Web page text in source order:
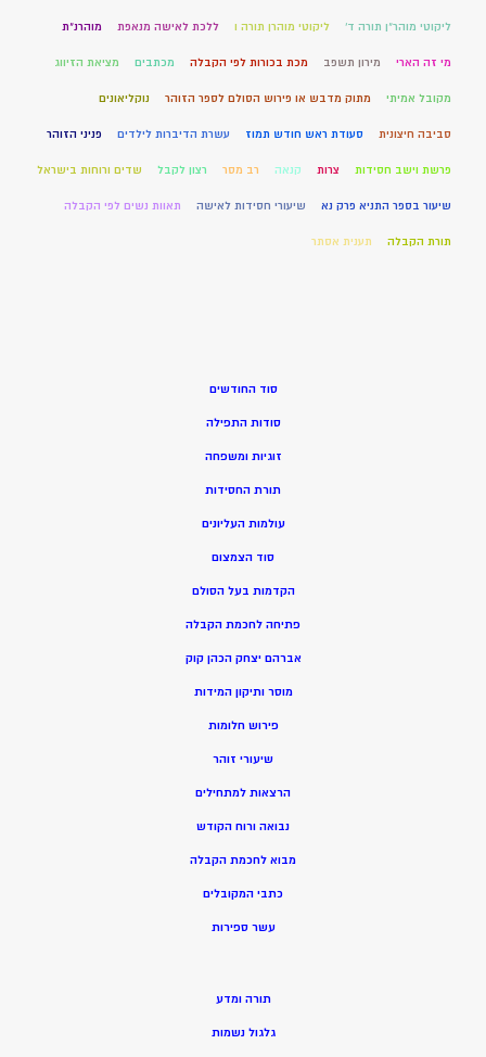
ליקוטי מוהר"ן תורה ד' ליקוטי מוהרן תורה ו ללכת לאישה מנאפת מוהרנ”ת
מי זה הארי מירון תשפב מכת בכורות לפי הקבלה מכתבים מציאת הזיווג
מקובל אמיתי מתוק מדבש או פירוש הסולם לספר הזוהר נוקליאונים
סביבה חיצונית סעודת ראש חודש תמוז עשרת הדיברות לילדים פניני הזוהר
פרשת וישב חסידות צרות קנאה רב מסר רצון לקבל שדים ורוחות בישראל
שיעור בספר התניא פרק נא שיעורי חסידות לאישה תאוות נשים לפי הקבלה
תורת הקבלה תענית אסתר
סוד החודשים
סודות התפילה
זוגיות ומשפחה
תורת החסידות
עולמות העליונים
סוד הצמצום
הקדמות בעל הסולם
פתיחה לחכמת הקבלה
אברהם יצחק הכהן קוק
מוסר ותיקון המידות
פירוש חלומות
שיעורי זוהר
הרצאות למתחילים
נבואה ורוח הקודש
מבוא לחכמת הקבלה
כתבי המקובלים
עשר ספירות
תורה ומדע
גלגול נשמות